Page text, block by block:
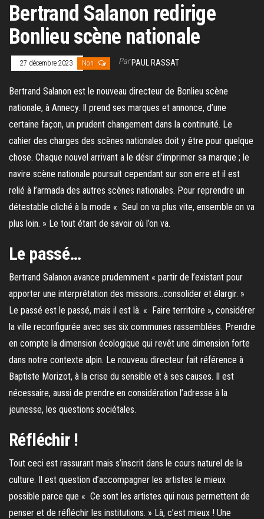
Bertrand Salanon redirige
Bonlieu scène nationale
27 décembre 2023 Non ParPAUL RASSAT
Bertrand Salanon est le nouveau directeur de Bonlieu scène
nationale, à Annecy. Il prend ses marques et annonce, d’une
certaine façon, un prudent changement dans la continuité. Le
cahier des charges des scènes nationales doit y être pour quelque
chose. Chaque nouvel arrivant a le désir d’imprimer sa marque ; le
navire scène nationale poursuit cependant sur son erre et il est
relié à l’armada des autres scènes nationales. Pour reprendre un
détestable cliché à la mode « Seul on va plus vite, ensemble on va
plus loin. » Le tout étant de savoir où l’on va.
Le passé…
Bertrand Salanon avance prudemment « partir de l’existant pour
apporter une interprétation des missions…consolider et élargir. »
Le passé est le passé, mais il est là. « Faire territoire », considérer
la ville reconfigurée avec ses six communes rassemblées. Prendre
en compte la dimension écologique qui revêt une dimension forte
dans notre contexte alpin. Le nouveau directeur fait référence à
Baptiste Morizot, à la crise du sensible et à ses causes. Il est
nécessaire, aussi de prendre en considération l’adresse à la
jeunesse, les questions sociétales.
Réfléchir !
Tout ceci est rassurant mais s’inscrit dans le cours naturel de la
culture. Il est question d’accompagner les artistes le mieux
possible parce que « Ce sont les artistes qui nous permettent de
penser et de réfléchir les institutions. » Là, c’est mieux ! Une